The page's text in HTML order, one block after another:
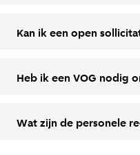
Kan ik een open
Heb ik een VOG nodig
Wat zijn de personele